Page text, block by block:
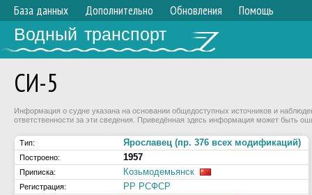
База данных Дополнительно Обновления Помощь
Водный транспорт
СИ-5
Информация о судне указана на основании общедоступных источников и
ответственности за эти сведения. Приведённая здесь информация может быть
Тип: Ярославец (пр. 376 всех модификаций)
Построено: 1957
Приписка: Козьмодемьянск
Регистрация: РР РСФСР